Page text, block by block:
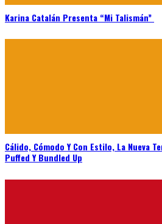
Karina Catalán Presenta “Mi Talismán”
Cálido, Cómodo Y Con Estilo, La Nueva
Puffed Y Bundled Up